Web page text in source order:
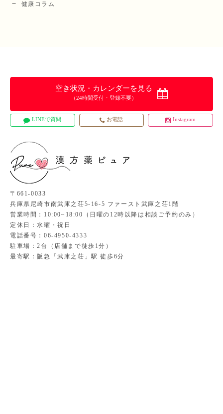
健康コラム
〒661-0033
兵庫県尼崎市南武庫之荘5-16-5 ファースト武庫之荘1階
営業時間：10:00~18:00（日曜の12時以降は相談ご予約のみ）
定休日：水曜・祝日
電話番号：06-4950-4333
駐車場：2台（店舗まで徒歩1分）
最寄駅：阪急「武庫之荘」駅 徒歩6分
空き状況・カレンダーを見る
（24時間受付・登録不要）
LINEで質問 お電話 Instagram